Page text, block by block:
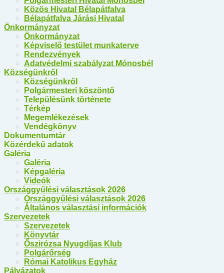
Közös Hivatal Bélapátfalva
Bélapátfalva Járási Hivatal
Önkormányzat
Önkormányzat
Képviselő testület munkaterve
Rendezvények
Adatvédelmi szabályzat Mónosbél
Községünkről
Községünkről
Polgármesteri köszöntő
Településünk története
Térkép
Megemlékezések
Vendégkönyv
Dokumentumtár
Közérdekű adatok
Galéria
Galéria
Képgaléria
Videók
Országgyűlési választások 2026
Országgyűlési választások 2026
Általános választási információk
Szervezetek
Szervezetek
Könyvtár
Őszirózsa Nyugdíjas Klub
Polgárőrség
Római Katolikus Egyház
Pályázatok